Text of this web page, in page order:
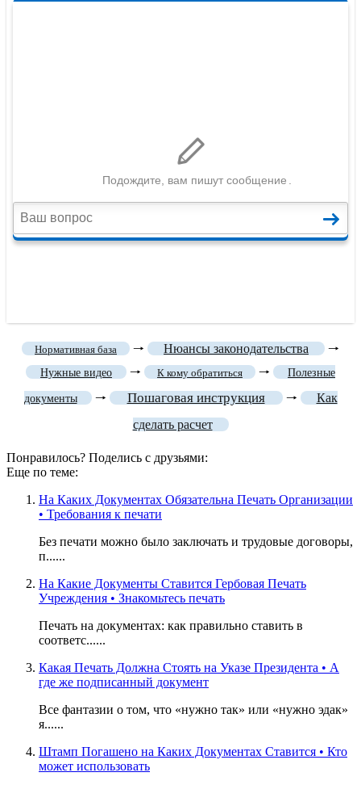
Нормативная база 🠒 Нюансы законодательства 🠒
Нужные видео 🠒 К кому обратиться 🠒 Полезные
документы 🠒 Пошаговая инструкция 🠒
Как
сделать расчет
Понравилось? Поделись с друзьями:
Еще по теме:
На Каких Документах Обязательна Печать Организации
• Требования к печати
Без печати можно было заключать и трудовые договоры,
п......
На Какие Документы Ставится Гербовая Печать
Учреждения • Знакомьтесь печать
Печать на документах: как правильно ставить в
соответс......
Какая Печать Должна Стоять на Указе Президента • А
где же подписанный документ
Все фантазии о том, что «нужно так» или «нужно эдак»
я......
Штамп Погашено на Каких Документах Ставится • Кто
может использовать